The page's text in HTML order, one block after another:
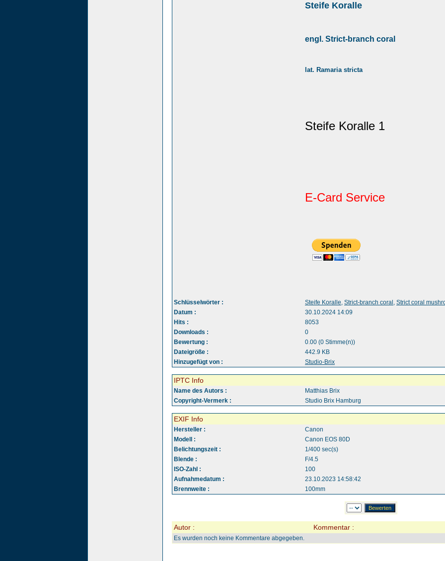
Steife Koralle
engl. Strict-branch coral
lat. Ramaria stricta
Steife Koralle 1
E-Card Service
Schlüsselwörter : Steife Koralle, Strict-branch coral , Strict coral
Datum :
30.10.2024 14:09
Hits :
8053
Downloads :
0
Bewertung :
0.00 (0 Stimme(n))
Dateigröße :
442.9 KB
Hinzugefügt von :
Studio-Brix
IPTC Info
Name des Autors :
Matthias Brix
Copyright-Vermerk :
Studio Brix Hamburg
EXIF Info
Hersteller :
Canon
Modell :
Canon EOS 80D
Belichtungszeit :
1/400 sec(s)
Blende :
F/4.5
ISO-Zahl :
100
Aufnahmedatum :
23.10.2023 14:58:42
Brennweite :
100mm
Autor : Kommentar :
Es wurden noch keine Kommentare abgegeben.